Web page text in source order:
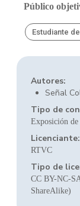
Público
Estudiante
Autores:
Señal
Tipo de
Exposición de
Licenciante:
RTVC
Tipo de
CC BY-NC-
ShareAlike)